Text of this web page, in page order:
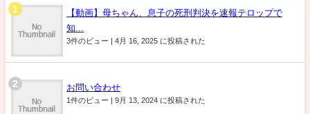
【動画】母ちゃん、息子の死刑判決を速報テロップで
知...
3件のビュー | 4月 16, 2025 に投稿された
お問い合わせ
1件のビュー | 9月 13, 2024 に投稿された